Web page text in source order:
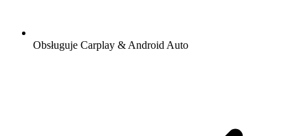
Obsługuje Carplay & Android Auto